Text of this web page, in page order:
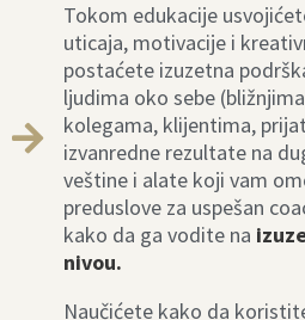
Tokom edukacije
uticaja, motivacije i
postaćete izuzetna
ljudima oko sebe
kolegama, klijentima,
izvanredne rezultate na
veštine i alate koji vam
preduslove za uspešan
kako da ga vodite na
nivou.
Naučićete kako da